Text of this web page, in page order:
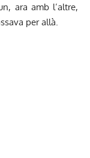
ara amb l’altre,
per allà.